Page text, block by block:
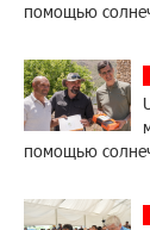
помощью
помощью